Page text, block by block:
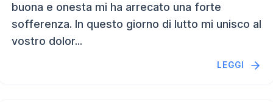
buona e onesta mi ha arrecato una forte
sofferenza. In questo giorno di lutto mi unisco al
vostro dolor...
LEGGI